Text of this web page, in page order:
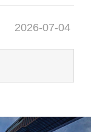
2026-07-04